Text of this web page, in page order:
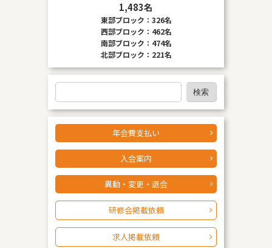
1,483名
東部ブロック：326名
西部ブロック：462名
南部ブロック：474名
北部ブロック：221名
検
索
検索
年会費支払い
入会案内
異動・変更・退会
研修会掲載依頼
求人掲載依頼